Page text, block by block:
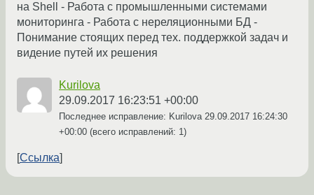
на Shell - Работа с промышленными системами
мониторинга - Работа с нереляционными БД -
Понимание стоящих перед тех. поддержкой задач и
видение путей их решения
Kurilova
29.09.2017 16:23:51 +00:00
Последнее исправление: Kurilova 29.09.2017 16:24:30
+00:00 (всего исправлений: 1)
Ссылка